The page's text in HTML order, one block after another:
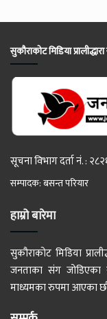
सुकौराकोट मिडिया
सूचना विभाग दर्ता नं. :
सम्पादक: बसन्त परियार
हाम्रो बारेमा
सुकौराकोट मिडिया
जनताका संग जोडिएका
माध्यमका रुपमा आएका